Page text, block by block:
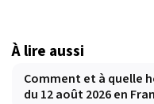
À lire aussi
Comment et à quelle
du 12 août 2026 en